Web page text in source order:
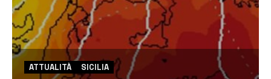
ATTUALITÀ SICILIA